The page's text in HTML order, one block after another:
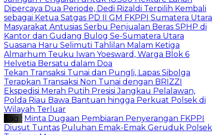
Dipercaya Dua Periode, Dedi Rizaldi Terpilih Kembali
sebagai Ketua Satgas PD II GM FKPPI Sumatera Utara
Masyarakat Antusias Serbu Penjualan Beras SPHP di
Kantor dan Gudang Bulog Se-Sumatera Utara
Suasana Haru Selimuti Tahlilan Malam Ketiga
Almarhum Teuku Iwan Yoesward, Warga Blok 6
Helvetia Bersatu dalam Doa
Tekan Transaksi Tunai dan Pungli, Lapas Sibolga
Terapkan Transaksi Non Tunai dengan BRIZZI
Ekspedisi Merah Putih Presisi Jangkau Pelalawan,
Polda Riau Bawa Bantuan hingga Perkuat Polsek di
Wilayah Terluar
Tag : Minta Dugaan Pembiaran Penyerangan FKPPI
Diusut Tuntas Puluhan Emak-Emak Geruduk Polsek